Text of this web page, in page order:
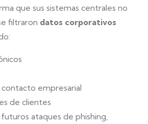
que sus sistemas centrales no
filtraron datos corporativos
empresarial
de clientes
ataques de phishing,